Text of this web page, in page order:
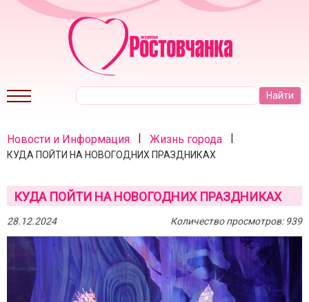
Новости и Информация | Жизнь города |
КУДА ПОЙТИ НА НОВОГОДНИХ ПРАЗДНИКАХ
КУДА ПОЙТИ НА НОВОГОДНИХ ПРАЗДНИКАХ
28.12.2024 Количество просмотров: 939